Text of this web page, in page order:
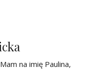
na imię Paulina,